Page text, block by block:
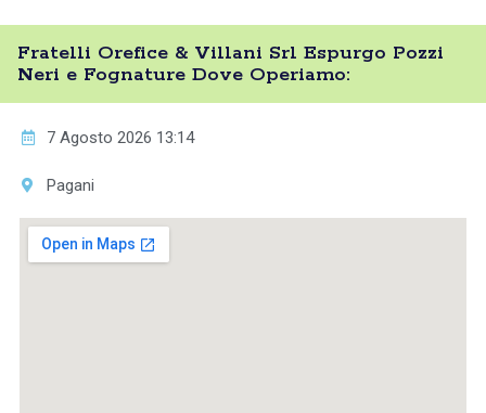
Fratelli Orefice & Villani Srl Espurgo Pozzi
Neri e Fognature Dove Operiamo:
7 Agosto 2026 13:14
Pagani